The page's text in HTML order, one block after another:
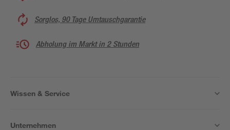
Sorglos, 90 Tage Umtauschgarantie
Abholung im Markt in 2 Stunden
Wissen & Service
Unternehmen